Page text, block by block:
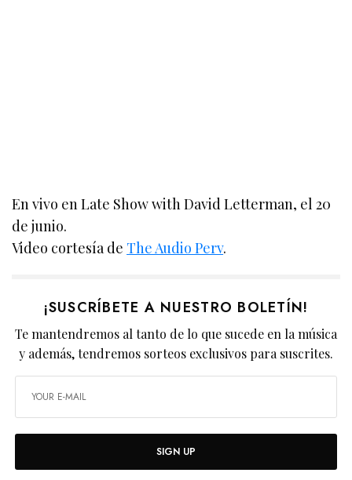
En vivo en Late Show with David Letterman, el 20
de junio.
Video cortesía de The Audio Perv.
¡SUSCRÍBETE A NUESTRO BOLETÍN!
Te mantendremos al tanto de lo que sucede en la música
y además, tendremos sorteos exclusivos para suscrites.
SIGN UP